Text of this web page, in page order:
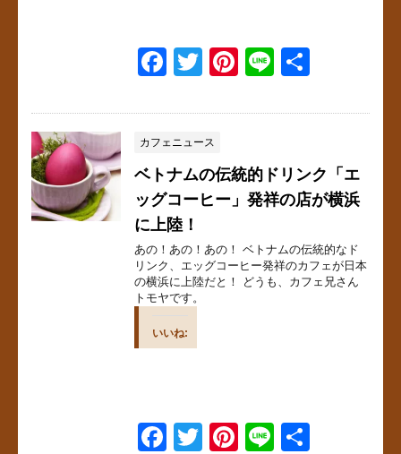
F
c
e
b
o
o
k
T
tt
er
Pi
er
st
Li
e
カフェニュース
ベトナムの伝統的ドリンク「エ
ッグコーヒー」発祥の店が横浜
に上陸！
あの！あの！あの！ ベトナムの伝統的なド
リンク、エッグコーヒー発祥のカフェが日本
の横浜に上陸だと！ どうも、カフェ兄さん
トモヤです。
いいね:
F
T
Pi
Li